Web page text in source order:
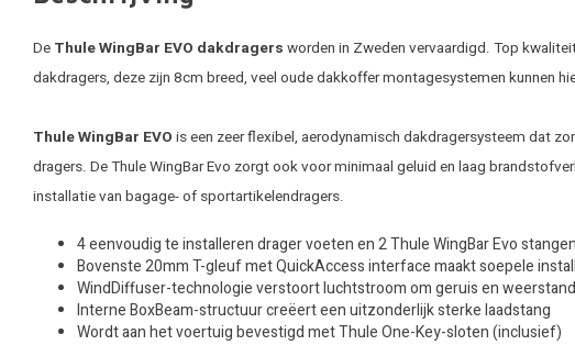
De Thule WingBar EVO dakdragers worden in Zweden vervaardigd. Top
dakdragers, deze zijn 8cm breed, veel oude dakkoffer montagesystemen kunnen
Thule WingBar EVO is een zeer flexibel, aerodynamisch dakdragersysteem dat
dragers. De Thule WingBar Evo zorgt ook voor minimaal geluid en laag
installatie van bagage- of sportartikelendragers.
4 eenvoudig te installeren drager voeten en 2 Thule WingBar Evo stangen
Bovenste 20mm T-gleuf met QuickAccess interface maakt soepele
WindDiffuser-technologie verstoort luchtstroom om geruis en
Interne BoxBeam-structuur creëert een uitzonderlijk sterke laadstang
Wordt aan het voertuig bevestigd met Thule One-Key-sloten (inclusief)